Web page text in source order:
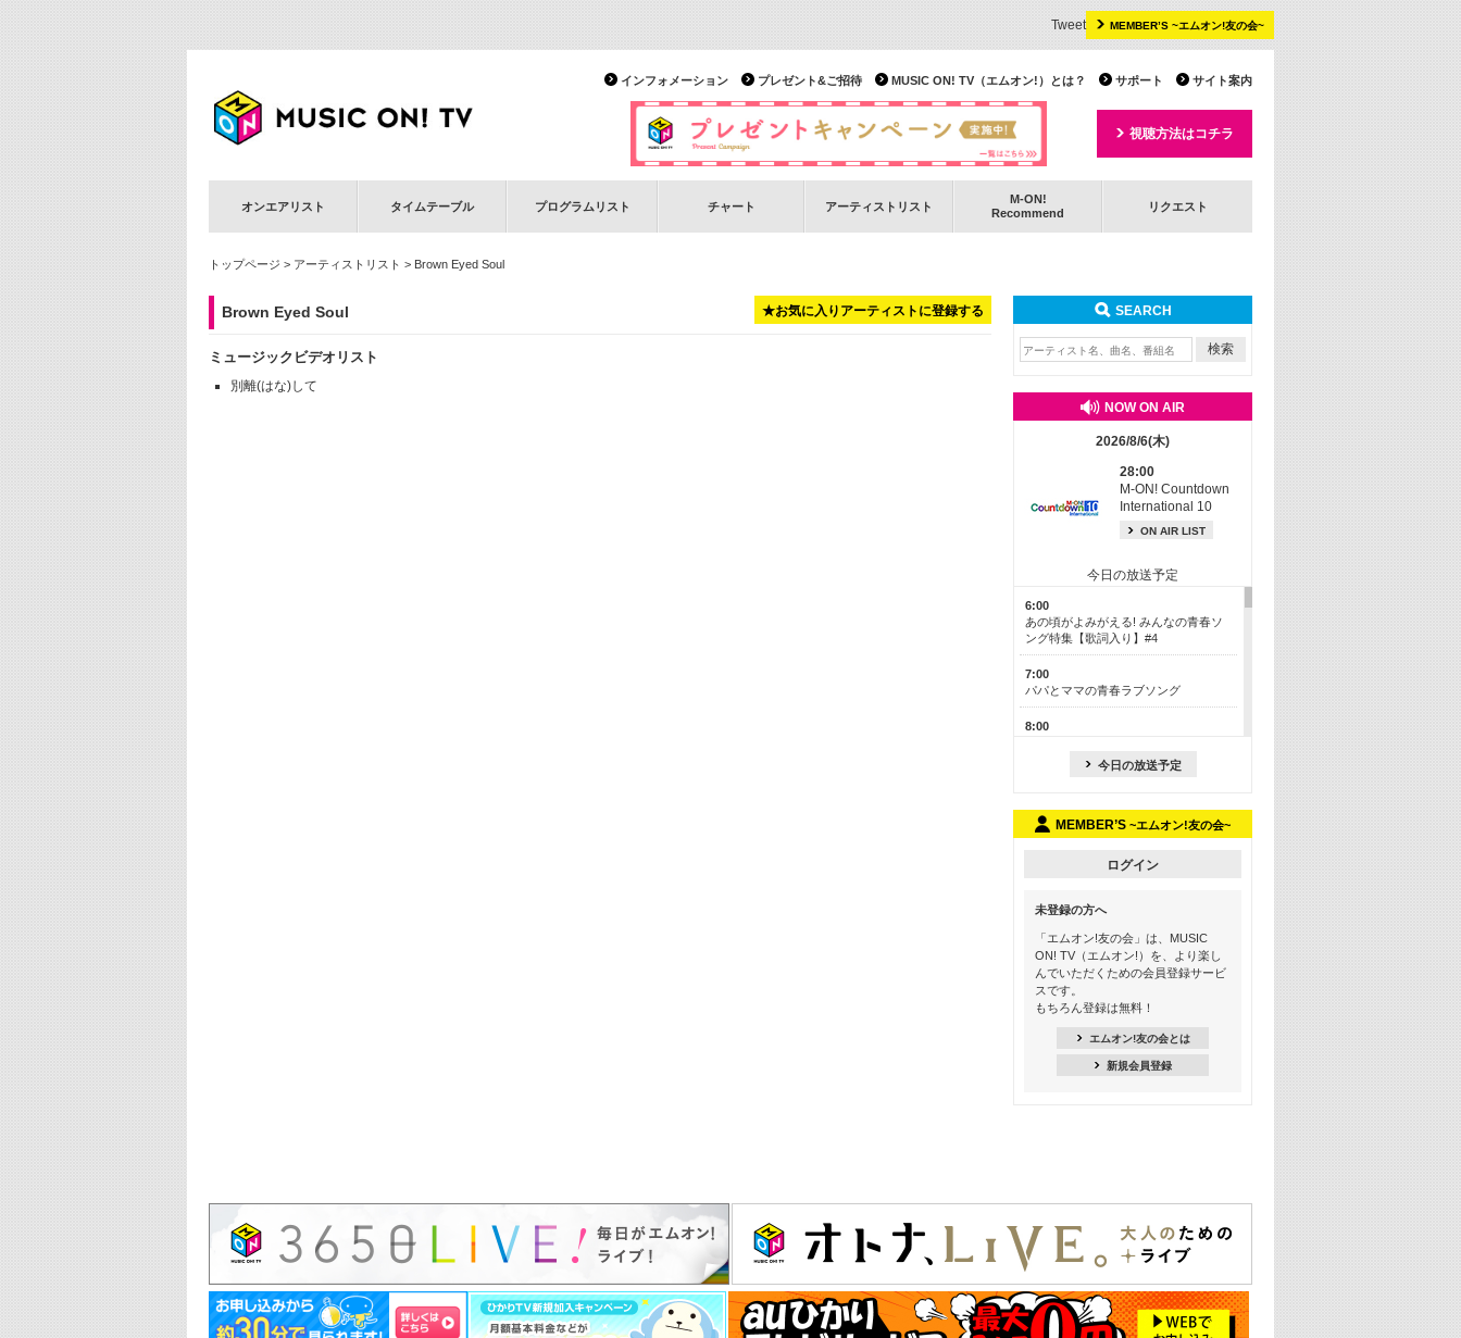
MEMBER’S ~エムオン!友の会~
Tweet
サイト案内
サポート
MUSIC ON! TV（エムオン!）とは？
プレゼント&ご招待
インフォメーション
視聴方法はコチラ
オンエアリスト タイムテーブル プログラムリスト チャート アーティストリスト
M-ON!
Recommend
リクエスト
トップページ > アーティストリスト > Brown Eyed Soul
★お気に入りアーティストに登録する
Brown Eyed Soul
ミュージックビデオリスト
別離(はな)して
SEARCH
NOW ON AIR
2026/8/6(木)
28:00
M-ON! Countdown
International 10
ON AIR LIST
今日の放送予定
6:00
あの頃がよみがえる! みんなの青春ソ
ング特集【歌詞入り】#4
7:00
パパとママの青春ラブソング
8:00
13:00
15:30
この夏聴きたい! サマーソングメドレ
ー【歌詞入り】 #4
16:30
あのころK-POPヒッツ! 2021年
22:00
大人のための名曲セレクション ～バン
ド編～【歌詞入り】
22:30
今推したい! エムオン!おすすめミュー
ジックビデオ特集＜#28＞
今日の放送予定
MEMBER’S ~エムオン!友の会~
ログイン
未登録の方へ
「エムオン!友の会」は、MUSIC
ON! TV（エムオン!）を、より楽し
んでいただくための会員登録サービ
スです。
もちろん登録は無料！
エムオン!友の会とは
新規会員登録